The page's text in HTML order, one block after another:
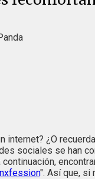
internet? ¿O
sociales se han
continuación,
". Así que, si